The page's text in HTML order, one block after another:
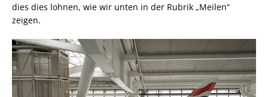
dies dies lohnen, wie wir unten in der Rubrik „Meilen“
zeigen.